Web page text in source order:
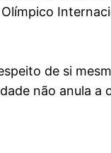
de si
não anula